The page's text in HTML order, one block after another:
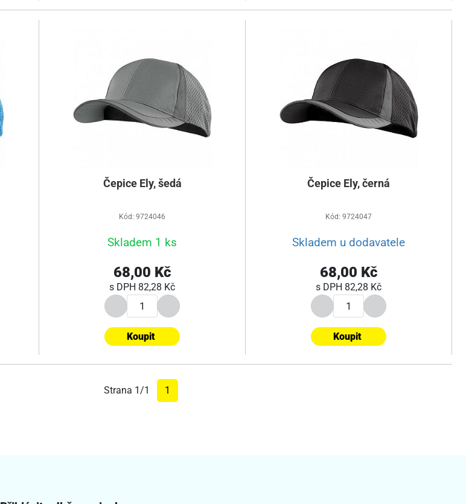
Čepice Ely, šedá
Kód: 9724046
Skladem 1 ks
68,00 Kč
s DPH 82,28 Kč
Koupit
Čepice Ely, černá
Kód: 9724047
Skladem u dodavatele
68,00 Kč
s DPH 82,28 Kč
Koupit
Strana 1/1 1